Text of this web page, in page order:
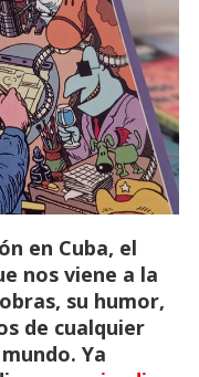
en Cuba, el
nos viene a la
su humor,
de cualquier
Ya